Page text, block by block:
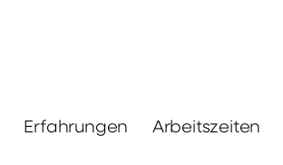
Erfahrungen Arbeitszeiten